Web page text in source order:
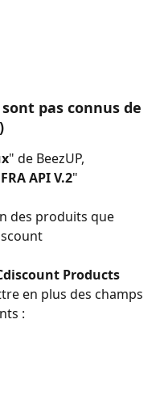
pas connus de
" de BeezUP,
API V.2"
des produits que
Products
en plus des champs
: